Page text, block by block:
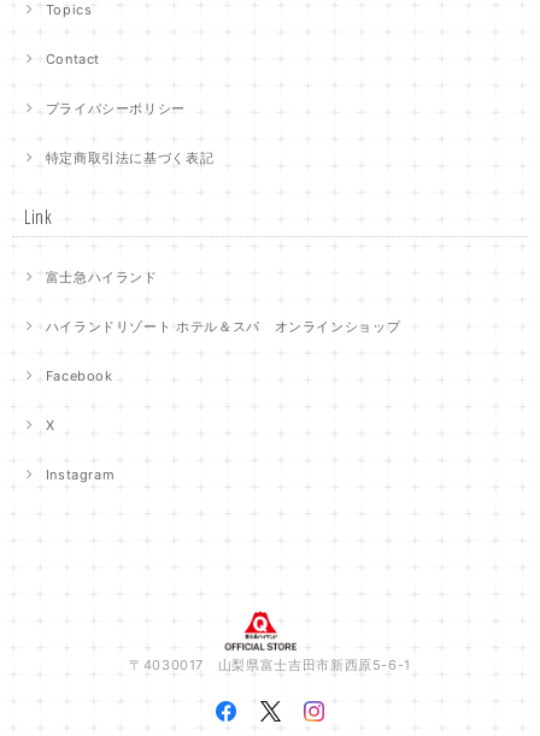
Topics
Contact
プライバシーポリシー
特定商取引法に基づく表記
Link
富士急ハイランド
ハイランドリゾート ホテル＆スパ オンラインショップ
Facebook
X
Instagram
〒4030017 山梨県富士吉田市新西原5-6-1